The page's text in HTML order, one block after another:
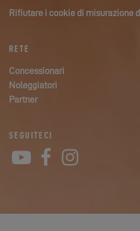
Rifiutare i cookie di misurazione
RETE
Concessionari
Noleggiatori
Partner
SEGUITECI
YouTube
Facebook
Instagram